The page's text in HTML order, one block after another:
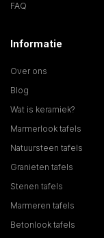
FAQ
Informatie
Over ons
Blog
Wat is keramiek?
Marmerlook tafels
Natuursteen tafels
Granieten tafels
Stenen tafels
Marmeren tafels
Betonlook tafels